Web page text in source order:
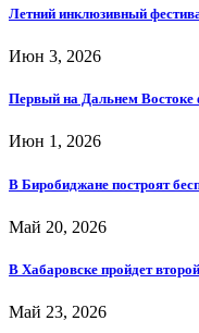
Летний инклюзивный
Июн 3, 2026
Первый на Дальнем Востоке
Июн 1, 2026
В Биробиджане построят
Май 20, 2026
В Хабаровске пройдет
Май 23, 2026